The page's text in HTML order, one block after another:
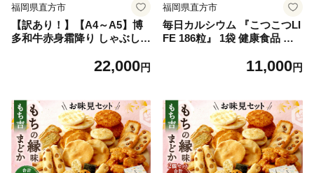
福岡県直方市
【訳あり！】【A4～A5】博
多和牛赤身霜降り しゃぶしゃ
計1.2kg（600g×2P）牛肉 黒
22,000円
福岡県直方市
毎日カルシウム 『こつこつLI
FE 186粒』 1袋 健康食品 サ
11,000円